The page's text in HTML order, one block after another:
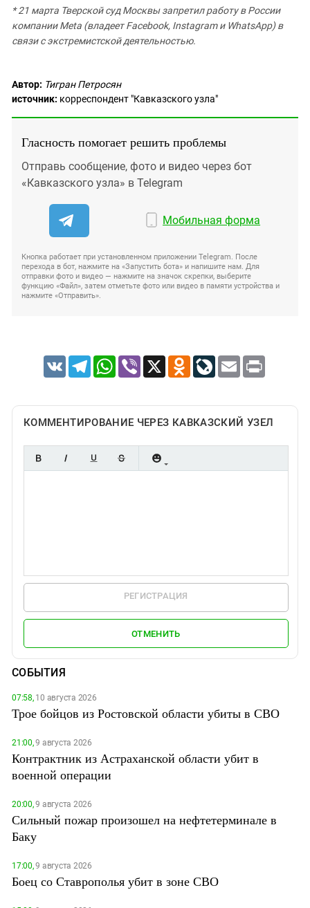
* 21 марта Тверской суд Москвы запретил работу в России
компании Meta (владеет Facebook, Instagram и WhatsApp) в
связи с экстремистской деятельностью.
Автор: Тигран Петросян
источник: корреспондент "Кавказского узла"
Гласность помогает решить проблемы
Отправь сообщение, фото и видео через бот
«Кавказского узла» в Telegram
Мобильная форма
Кнопка работает при установленном приложении Telegram. После
перехода в бот, нажмите на «Запустить бота» и напишите нам. Для
отправки фото и видео — нажмите на значок скрепки, выберите
функцию «Файл», затем отметьте фото или видео в памяти устройства и
нажмите «Отправить».
VK TelegramWhatsApp
Viber X Odnoklassniki
LiveJournal
Email Print
КОММЕНТИРОВАНИЕ ЧЕРЕЗ КАВКАЗСКИЙ УЗЕЛ
РЕГИСТРАЦИЯ
ОТМЕНИТЬ
СОБЫТИЯ
07:58,10 августа 2026
Трое бойцов из Ростовской области убиты в СВО
21:00,9 августа 2026
Контрактник из Астраханской области убит в
военной операции
20:00,9 августа 2026
Сильный пожар произошел на нефтетерминале в
Баку
17:00,9 августа 2026
Боец со Ставрополья убит в зоне СВО